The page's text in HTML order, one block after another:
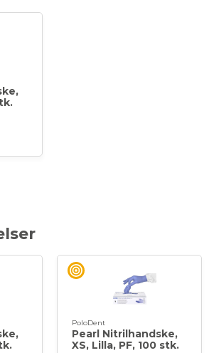
PoloDent
Pearl Nitrilhandske,
XS, Lilla, PF, 100 stk.